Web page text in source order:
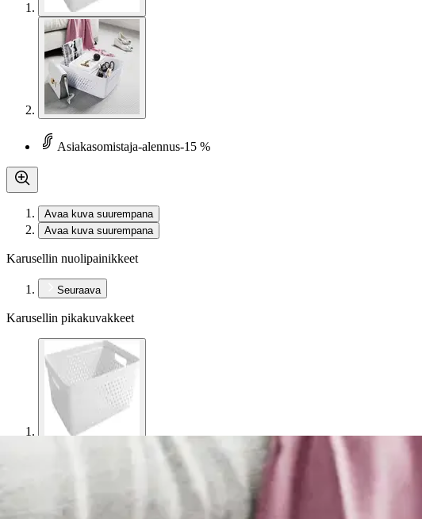
Asiakasomistaja-alennus-15 %
Avaa kuva suurempana
Avaa kuva suurempana
Karusellin nuolipainikkeet
Seuraava
Karusellin pikakuvakkeet